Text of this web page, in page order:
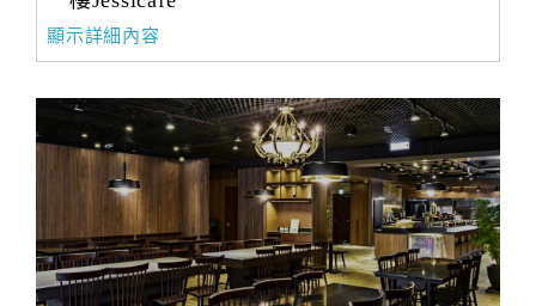
顯示詳細內容